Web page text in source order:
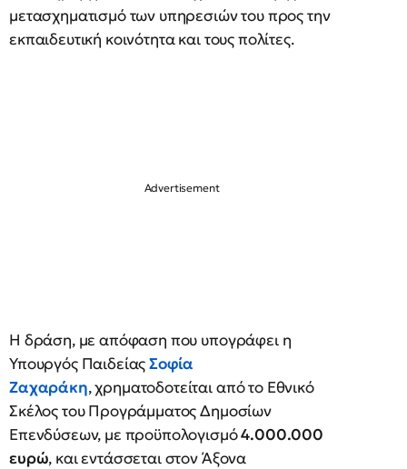
μετασχηματισμό των υπηρεσιών του προς την
εκπαιδευτική κοινότητα και τους πολίτες.
Η δράση, με απόφαση που υπογράφει η
Υπουργός ΠαιδείαςΣοφία
Ζαχαράκη, χρηματοδοτείται από το Εθνικό
Σκέλος του Προγράμματος Δημοσίων
Επενδύσεων, με προϋπολογισμό4.000.000
ευρώ, και εντάσσεται στον Άξονα